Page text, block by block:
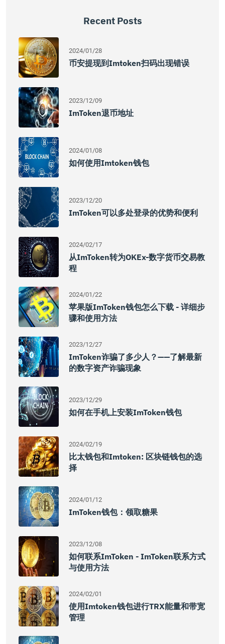
Recent Posts
2024/01/28
币安提现到imtoken扫码出现错误
2023/12/09
ImToken退币地址
2024/01/08
如何使用imtoken钱包
2023/12/20
ImToken可以多处登录的优势和便利
2024/02/17
从imToken转为OKEx-数字货币交易教
程
2024/01/22
苹果版imToken钱包怎么下载 - 详细步
骤和使用方法
2023/12/27
ImToken诈骗了多少人？——了解最新
的数字资产诈骗现象
2023/12/29
如何在手机上安装imToken钱包
2024/02/19
比太钱包和imtoken: 区块链钱包的选
择
2024/01/12
ImToken钱包：领取糖果
2023/12/08
如何联系imToken - ImToken联系方式
与使用方法
2024/02/01
使用imtoken钱包进行TRX能量和带宽
管理